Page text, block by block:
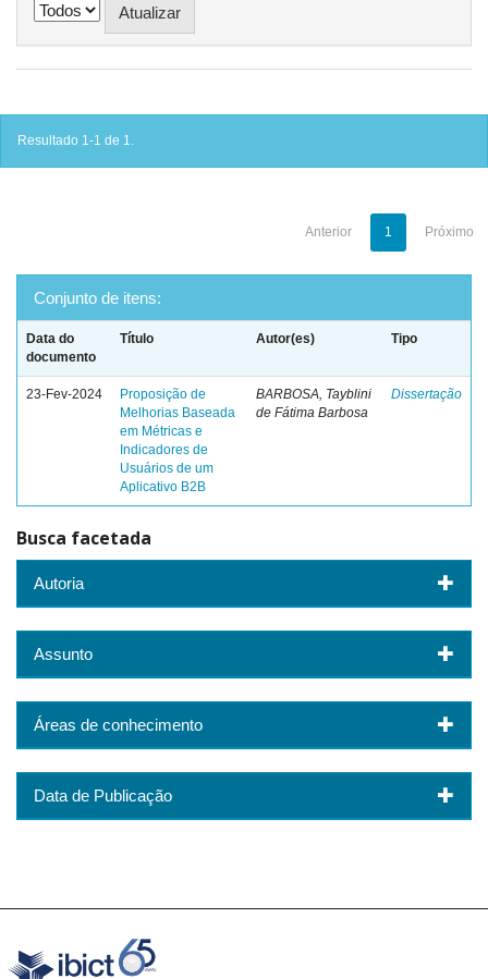
Resultado 1-1 de 1.
Anterior 1 Próximo
Conjunto de itens:
Data do
documento
Título Autor(es) Tipo
23-Fev-2024
Proposição de
Melhorias Baseada
em Métricas e
Indicadores de
Usuários de um
Aplicativo B2B
BARBOSA, Tayblini
de Fátima Barbosa
Dissertação
Busca facetada
Autoria
Assunto
Áreas de conhecimento
Data de Publicação